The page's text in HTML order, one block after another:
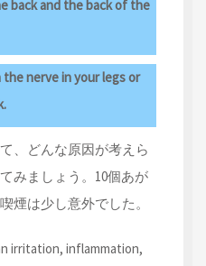
back and the back of the
the nerve in your legs or
、どんな原因が考えら
みましょう。10個あが
煙は少し意外でした。
irritation, inflammation,